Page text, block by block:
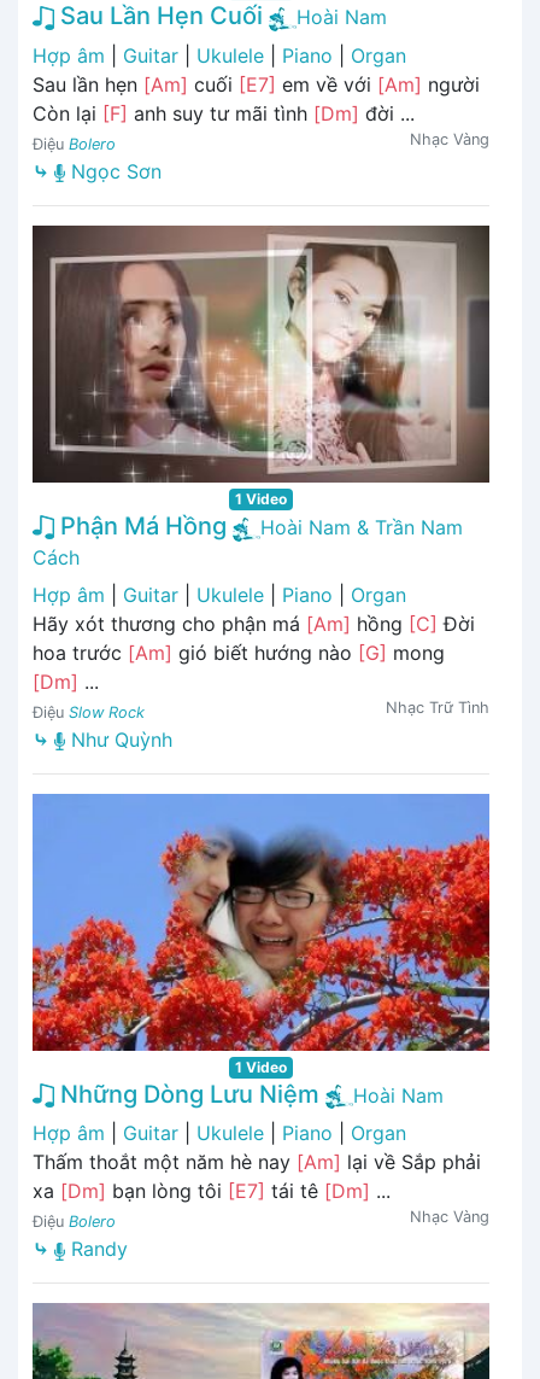
Sau Lần Hẹn Cuối
Hoài Nam
Hợp âm
Guitar Ukulele Piano
Organ
Sau lần hẹn [Am] cuối [E7] em về với [Am] người
Còn lại [F] anh suy tư mãi tình [Dm] đời ...
Điệu Bolero Nhạc Vàng
⤷ Ngọc Sơn
1 Video
Phận Má Hồng
Hoài Nam & Trần Nam
Cách
Hợp âm
Guitar Ukulele Piano
Organ
Hãy xót thương cho phận má [Am] hồng [C] Ðời
hoa trước [Am] gió biết hướng nào [G] mong
[Dm] ...
Điệu Slow Rock Nhạc Trữ Tình
⤷ Như Quỳnh
1 Video
Những Dòng Lưu Niệm
Hoài Nam
Hợp âm
Guitar Ukulele Piano
Organ
Thấm thoắt một năm hè nay [Am] lại về Sắp phải
xa [Dm] bạn lòng tôi [E7] tái tê [Dm] ...
Điệu Bolero Nhạc Vàng
⤷ Randy